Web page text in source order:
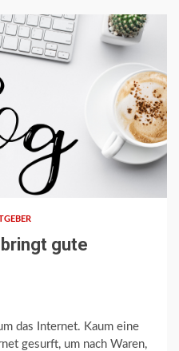
gute
das Internet. Kaum eine
gesurft, um nach Waren,